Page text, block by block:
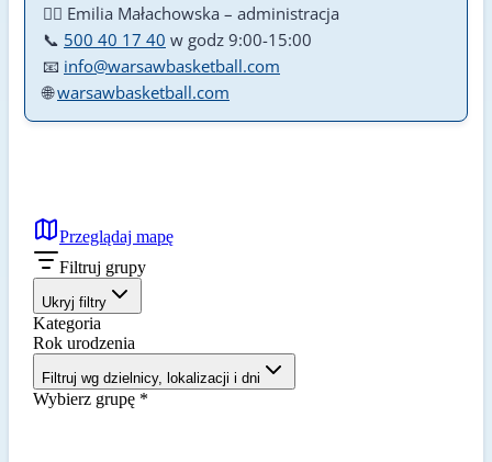
🙋‍♀️ Emilia Małachowska – administracja
📞 500 40 17 40 w godz 9:00-15:00
📧 info@warsawbasketball.com
🌐warsawbasketball.com